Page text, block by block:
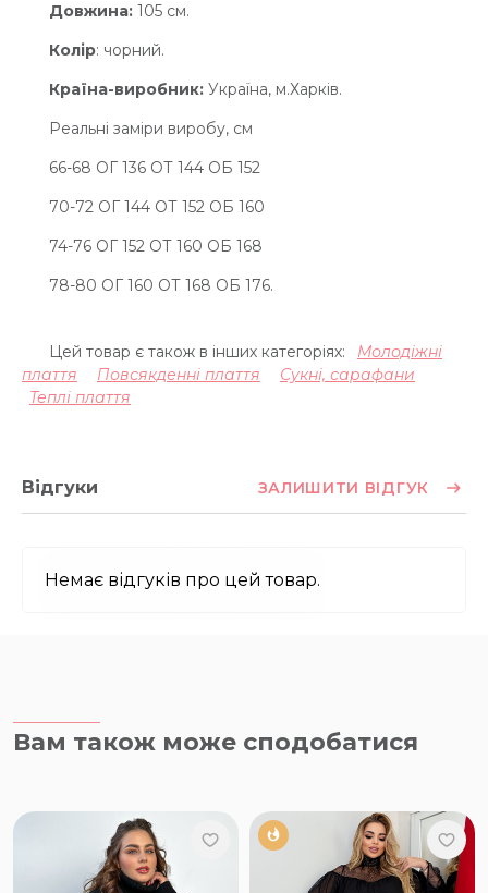
Довжина: 105 см.
Колір: чорний.
Країна-виробник: Україна, м.Харків.
Реальні заміри виробу, см
66-68 ОГ 136 ОТ 144 ОБ 152
70-72 ОГ 144 ОТ 152 ОБ 160
74-76 ОГ 152 ОТ 160 ОБ 168
78-80 ОГ 160 ОТ 168 ОБ 176.
Цей товар є також в інших категоріях:
Молодіжні
плаття
Повсякденні плаття
Сукні, сарафани
Теплі плаття
Відгуки ЗАЛИШИТИ ВІДГУК
Немає відгуків про цей товар.
Вам також може сподобатися